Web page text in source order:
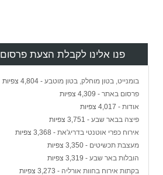
פנו אלינו לקבלת הצעת פרסום
בומנייט, בטון מוחלק, בטון מוטבע - 4,804 צפיות
פרסום באתר - 4,309 צפיות
אודות - 4,017 צפיות
פיצה בבאר שבע - 3,751 צפיות
אירוח כפרי אוטנטי בדריג'את - 3,368 צפיות
מעצבת תכשיטים - 3,350 צפיות
הובלות באר שבע - 3,319 צפיות
בקתות אירוח בחוות אורליה - 3,273 צפיות